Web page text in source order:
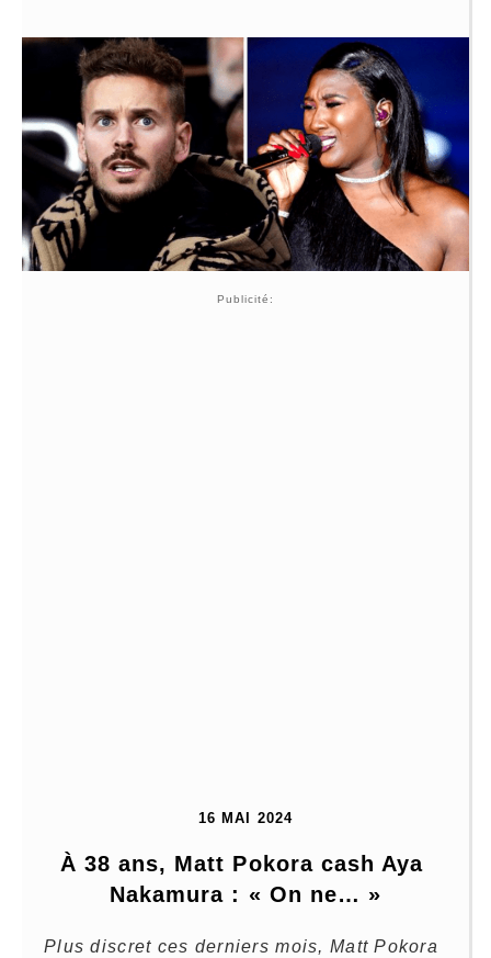
Publicité:
16 MAI 2024
À 38 ans, Matt Pokora cash Aya
Nakamura : « On ne… »
Plus discret ces derniers mois, Matt Pokora